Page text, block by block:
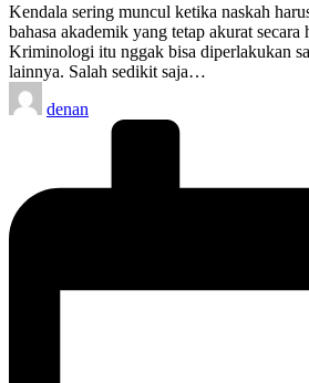
Kendala sering muncul ketika naskah
bahasa akademik yang tetap akurat
Kriminologi itu nggak bisa diperlakukan
lainnya. Salah sedikit saja…
Posted
by
denan